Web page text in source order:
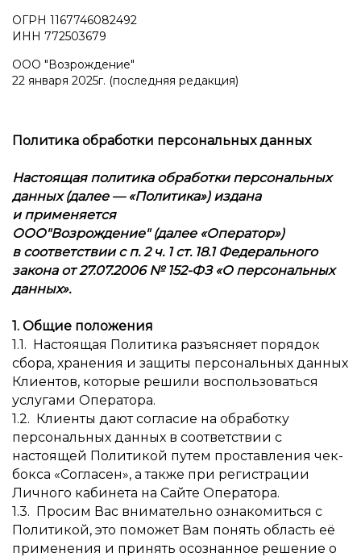
ОГРН 1167746082492
ИНН 772503679
ООО "Возрождение"
22 января 2025г. (последняя редакция)
Политика обработки персональных данных
Настоящая политика обработки персональных
данных (далее — «Политика») издана
и применяется
ООО"Возрождение" (далее «Оператор»)
в соответствии с п. 2 ч. 1 ст. 18.1 Федерального
закона от 27.07.2006 № 152-ФЗ «О персональных
данных».
1. Общие положения
1.1. Настоящая Политика разъясняет порядок
сбора, хранения и защиты персональных данных
Клиентов, которые решили воспользоваться
услугами Оператора.
1.2. Клиенты дают согласие на обработку
персональных данных в соответствии с
настоящей Политикой путем проставления чек-
бокса «Согласен», а также при регистрации
Личного кабинета на Сайте Оператора.
1.3. Просим Вас внимательно ознакомиться с
Политикой, это поможет Вам понять область её
применения и принять осознанное решение о